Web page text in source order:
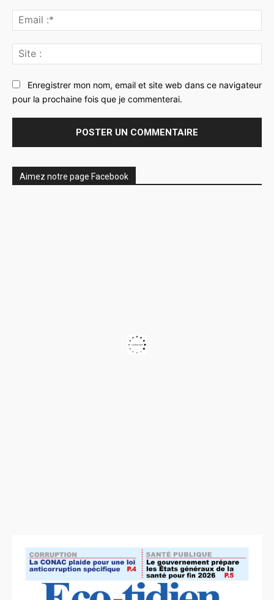
:*
:
Enregistrer mon nom, email et site web dans ce navigateur
pour la prochaine fois que je commenterai.
Aimez notre page Facebook